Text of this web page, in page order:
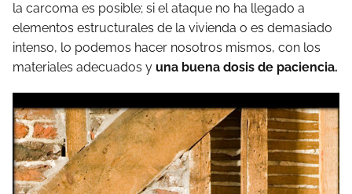
la carcoma es posible; si el ataque no ha llegado a
elementos estructurales de la vivienda o es demasiado
intenso, lo podemos hacer nosotros mismos, con los
materiales adecuados y una buena dosis de paciencia.